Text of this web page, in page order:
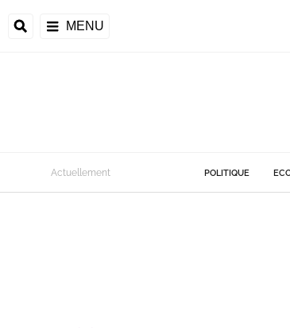
MENU
Actuellement POLITIQUE